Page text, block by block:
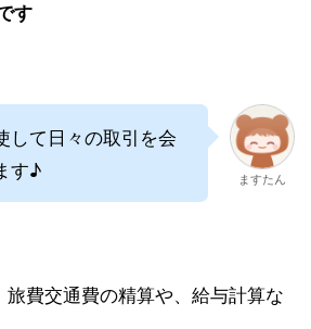
す
して日々の取引を会
す♪
ますたん
費交通費の精算や、給与計算な